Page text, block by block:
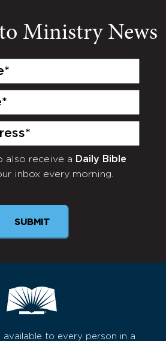
Ministry News
also receive a Daily Bible
inbox every morning.
SUBMIT
available to every person in a